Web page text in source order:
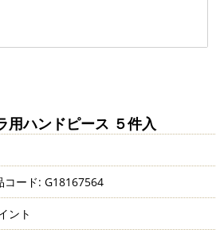
ハンドピース ５件入
コード: G18167564
ント